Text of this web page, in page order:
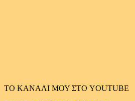
ΤΟ ΚΑΝΑΛΙ ΜΟΥ ΣΤΟ YOUTUBE